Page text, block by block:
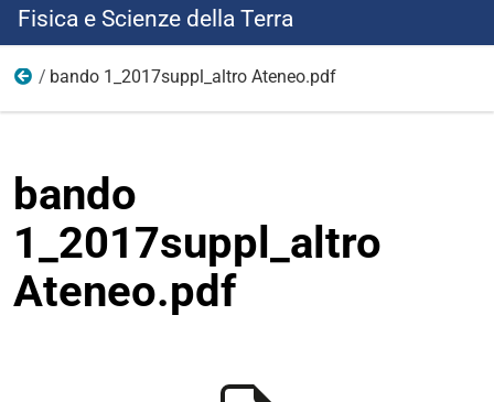
Fisica e Scienze della Terra
anni precedenti
bando 1_2017suppl_altro Ateneo.pdf
bando
1_2017suppl_altro
Ateneo.pdf